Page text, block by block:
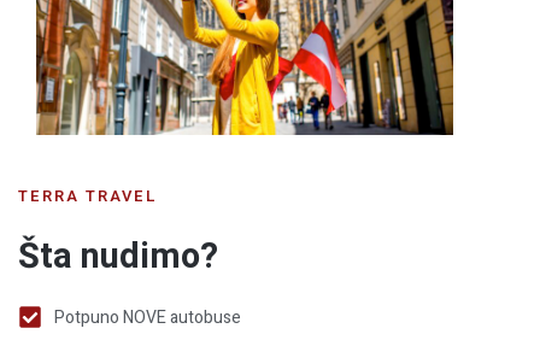
TERRA TRAVEL
Šta nudimo?
Potpuno NOVE autobuse